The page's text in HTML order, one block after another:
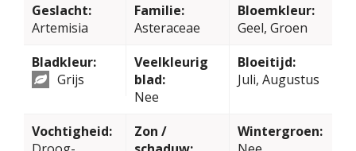
Geslacht:
Artemisia
Familie:
Asteraceae
Bloemkleur:
Geel, Groen
Bladkleur:
Grijs
Veelkleurig
blad:
Nee
Bloeitijd:
Juli, Augustus
Vochtigheid:
Zon /
Wintergroen: